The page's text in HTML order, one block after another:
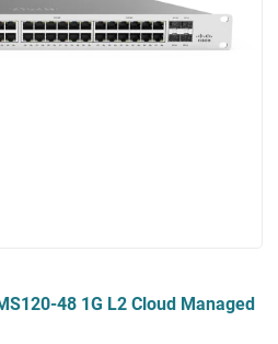
48 1G L2 Cloud Managed